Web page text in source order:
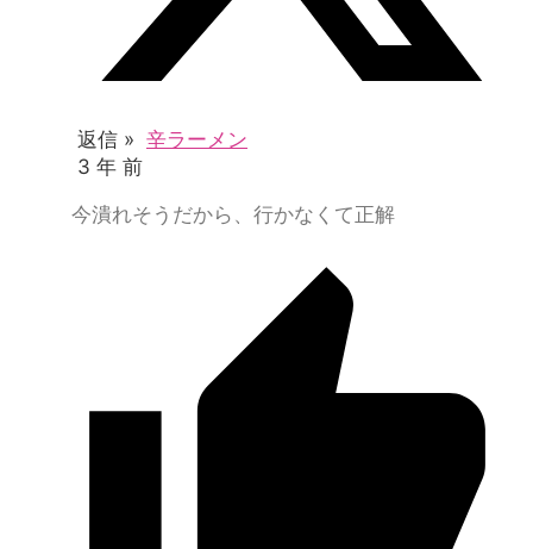
返信 » 辛ラーメン
3 年 前
今潰れそうだから、行かなくて正解